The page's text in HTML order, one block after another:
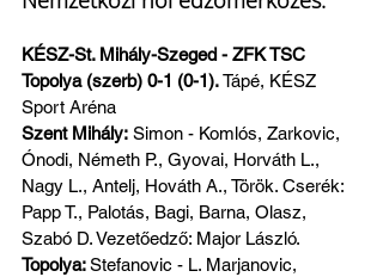
KÉSZ-St. Mihály-Szeged - ZFK TSC
Topolya (szerb) 0-1 (0-1). Tápé, KÉSZ
Sport Aréna
Szent Mihály: Simon - Komlós, Zarkovic,
Ónodi, Németh P., Gyovai, Horváth L.,
Nagy L., Antelj, Hováth A., Török. Cserék:
Papp T., Palotás, Bagi, Barna, Olasz,
Szabó D. Vezetőedző: Major László.
Topolya: Stefanovic - L. Marjanovic,